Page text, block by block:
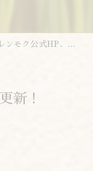
モク公式HP、予約ページ更新！
新！